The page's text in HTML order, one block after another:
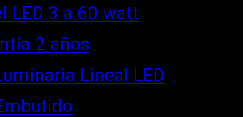
LED 3 a 60 watt
2 años
Lineal LED